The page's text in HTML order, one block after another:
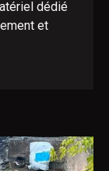
dédié
et